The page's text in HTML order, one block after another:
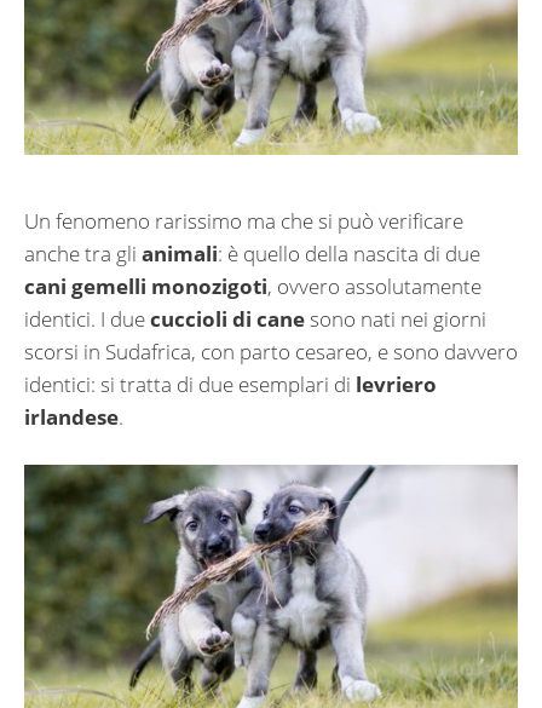
Un fenomeno rarissimo ma che si può verificare
anche tra gli animali: è quello della nascita di due
cani gemelli monozigoti, ovvero assolutamente
identici. I duecuccioli di canesono nati nei giorni
scorsi in Sudafrica, con parto cesareo, e sono davvero
identici: si tratta di due esemplari di levriero
irlandese.